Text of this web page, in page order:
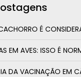
É
EM AVES: ISSO É
DA VACINAÇÃO EM